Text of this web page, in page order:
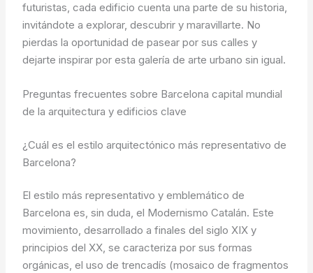
futuristas, cada edificio cuenta una parte de su historia,
invitándote a explorar, descubrir y maravillarte. No
pierdas la oportunidad de pasear por sus calles y
dejarte inspirar por esta galería de arte urbano sin igual.
Preguntas frecuentes sobre Barcelona capital mundial
de la arquitectura y edificios clave
¿Cuál es el estilo arquitectónico más representativo de
Barcelona?
El estilo más representativo y emblemático de
Barcelona es, sin duda, el Modernismo Catalán. Este
movimiento, desarrollado a finales del siglo XIX y
principios del XX, se caracteriza por sus formas
orgánicas, el uso de trencadís (mosaico de fragmentos